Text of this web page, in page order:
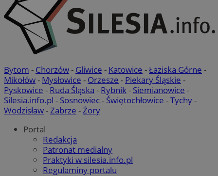
Bytom - Chorzów- Gliwice - Katowice -Łaziska Górne -
Mikołów- Mysłowice - Orzesze - Piekary Śląskie -
Pyskowice - Ruda Śląska - Rybnik- Siemianowice -
Silesia.info.pl - Sosnowiec- Świętochłowice -Tychy-
Wodzisław-Zabrze -Żory
Portal
Redakcja
Patronat medialny
Praktyki w silesia.info.pl
Regulaminy portalu